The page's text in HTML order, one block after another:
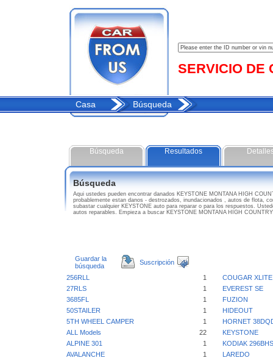
SERVICIO DE
Casa Búsqueda
Búsqueda Resultados
Búsqueda
Aqui ustedes pueden encontrar danados KEYSTONE MONTANA HIGH
probablemente estan danos - destrozados, inundacionados , autos de flota,
subastar cualquier KEYSTONE auto para reparar o para los respuestos.
autos reparables. Empieza a buscar KEYSTONE MONTANA HIGH
Guardar la
búsqueda
Suscripción
256RLL 1
COUGAR
27RLS
1
EVEREST SE
3685FL
1
FUZION
50STAILER
1
HIDEOUT
5TH WHEEL CAMPER
1
HORNET
ALL Models
22
KEYSTONE
ALPINE 301
1
KODIAK
AVALANCHE
1
LAREDO